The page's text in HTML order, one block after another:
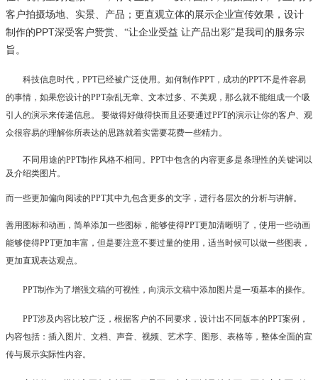
客户拍摄场地、实景、产品；更直观立体的展示企业宣传效果，设计
制作的PPT深受客户赞赏、“让企业受益 让产品出彩”是我司的服务宗
旨。
科技信息时代， PPT已经被广泛使用。如何制作PPT， 成功的PPT不是件容易
的事情，如果您设计的PPT杂乱无章、文本过多、不美观，那么就不能组成一个吸
引人的演示来传递信息。 要做得好做得快而且还要通过PPT的演示让你的客户、观
众很容易的理解你所表达的思路就着实需要花费一些精力。
不同用途的PPT制作风格不相同。PPT中包含的内容更多是条理性的关键词以
及介绍类图片。
而一些更加偏向阅读的PPT其中九包含更多的文字，进行各层次的分析与讲解。
善用图标和动画，简单添加一些图标，能够使得PPT更加清晰明了，使用一些动画
能够使得PPT更加丰富，但是要注意不要过量的使用，适当时候可以做一些图表，
更加直观表达观点。
PPT制作为了增强文稿的可视性，向演示文稿中添加图片是一项基本的操作。
PPT涉及内容比较广泛，根据客户的不同要求，设计出不同版本的PPT案例，
内容包括：插入图片、文档、声音、视频、艺术字、图形、表格等，整体全面的宣
传与展示实际性内容。